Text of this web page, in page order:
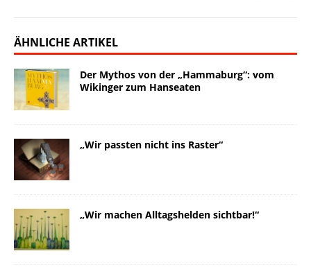
ÄHNLICHE ARTIKEL
Der Mythos von der „Hammaburg“: vom
Wikinger zum Hanseaten
„Wir passten nicht ins Raster“
„Wir machen Alltagshelden sichtbar!“